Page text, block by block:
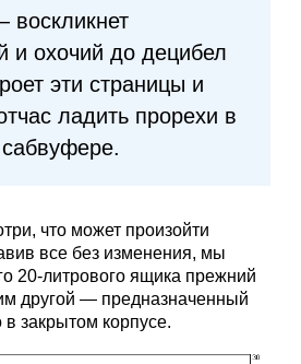
и охочий до децибел
эти страницы и
ладить прорехи в
что может произойти
все без изменения, мы
20-литрового ящика прежний
другой — предназначенный
закрытом корпусе.